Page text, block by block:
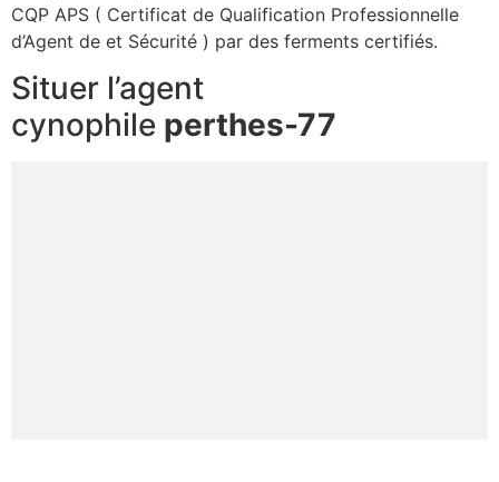
CQP APS ( Certificat de Qualification Professionnelle
d’Agent de et Sécurité ) par des ferments certifiés.
Situer l’agent
cynophile perthes-77